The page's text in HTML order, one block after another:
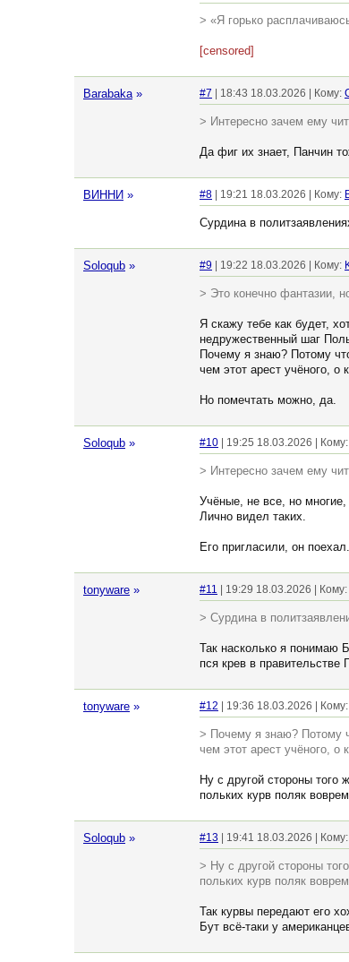
> «Я горько
[censored]
Barabaka » #7 | 18:43 18.03.2026 | Кому:
> Интересно зачем ему
Да фиг их знает, Панчин
ВИННИ » #8 | 19:21 18.03.2026 | Кому:
Сурдина в
Soloqub » #9 | 19:22 18.03.2026 | Кому:
> Это конечно фантазии,
Я скажу тебе как будет,
недружественный шаг
Почему я знаю? Потому
чем этот арест учёного,
Но помечтать можно, да.
Soloqub » #10 | 19:25 18.03.2026 | Кому:
> Интересно зачем ему
Учёные, не все, но многие,
Лично видел таких.
Его пригласили, он поехал.
tonyware » #11 | 19:29 18.03.2026 | Кому:
> Сурдина в
Так насколько я понимаю
пся крев в правительстве
tonyware » #12 | 19:36 18.03.2026 | Кому:
> Почему я знаю? Потому
чем этот арест учёного, о
Ну с другой стороны того
польких курв поляк
Soloqub » #13 | 19:41 18.03.2026 | Кому:
> Ну с другой стороны
польких курв поляк
Так курвы передают его
Бут всё-таки у